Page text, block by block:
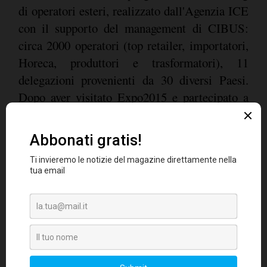
di operatori esteri, realizzato dall'Agenzia ICE
con il supporto del management di CIBUS:
circa 2000 operatori (top retailer, importatori,
Horeca, produttori e trasformatori), 11
delegazioni provenienti da 30 diversi Paesi.
Dopo aver visitato Expo2015 e partecipato a
workshop con le aziende italiane sulla terrazza
di "Cibus è Italia", gli operatori si sposteranno
sui territori per visitare le aziende, in gruppi
suddivisi per filiera produttiva d'interesse. Al
on-line, sviluppata in collaborazione con eBay,
per consentire ai visitatori di acquistare i
prodotti esposti durante e dopo EXPO.